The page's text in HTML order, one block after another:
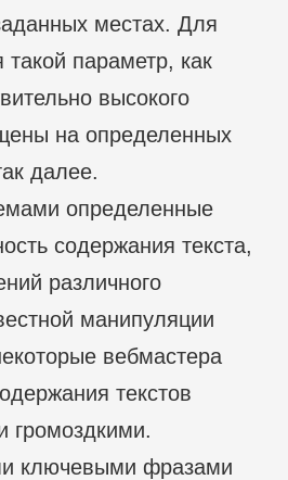
местах. Для
параметр, как
высокого
на определенных
далее.
определенные
содержания текста,
различного
манипуляции
вебмастера
текстов
громоздкими.
ключевыми фразами